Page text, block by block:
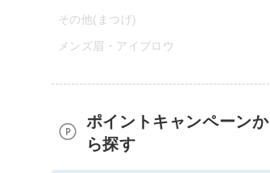
その他(まつげ)
メンズ眉・アイブロウ
ポイントキャンペーンか
ら探す